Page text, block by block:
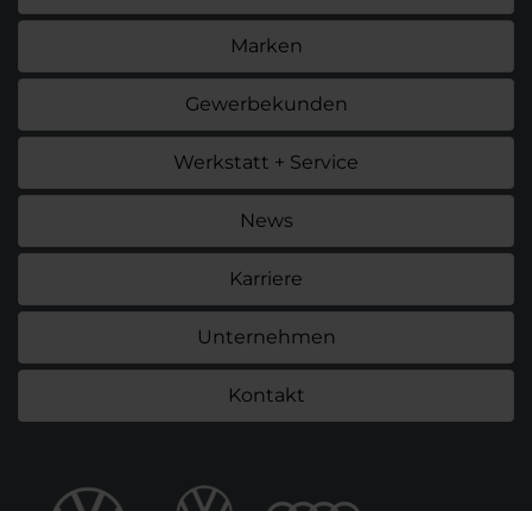
Marken
Gewerbekunden
Werkstatt + Service
News
Karriere
Unternehmen
Kontakt